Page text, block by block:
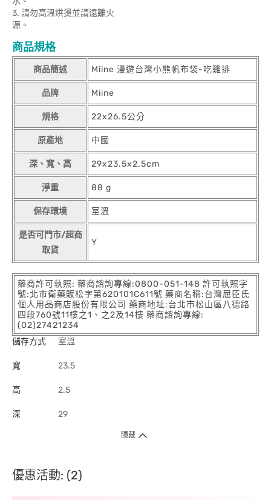
3. 請勿高溫烘燙並請遠離火
源。
商品規格
商品簡述 Miine 漫遊台灣小熊帆布袋-吃雞排
品牌 Miine
規格 22x26.5公分
原產地 中國
深、寬、高 29x23.5x2.5cm
淨重 88 g
保存環境 室溫
是否可門市/超商
取貨
Y
藥商許可執照: 藥商諮詢專線:0800-051-148 許可執照字
號:北市衛藥販松字第620101C611號 藥商名稱:台灣屈臣氏
個人用品商店股份有限公司 藥商地址:台北市松山區八德路
四段760號11樓之1、之2及14樓 藥商諮詢專線:
(02)27421234
儲存方式
室溫
寬 23.5
高 2.5
深 29
隱藏
優惠活動: (2)